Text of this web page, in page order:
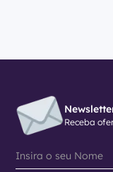
Receba